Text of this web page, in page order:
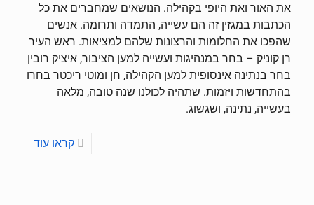
את האור ואת היופי בקהילה. הנושאים שמחברים את כל
הכתבות במגזין זה הם עשייה, התמדה ותרומה. אנשים
שהפכו את החלומות והרצונות שלהם למציאות. ראש העיר
רן קוניק – בחר במנהיגות ועשייה למען הציבור, איציק רובין
בחר בנתינה אינסופית למען הקהילה, חן ומוטי ריכטר בחרו
בהתחדשות ויזמות. שתהיה לכולנו שנה טובה, מלאה
בעשייה, נתינה, ושגשוג.
קראו עוד